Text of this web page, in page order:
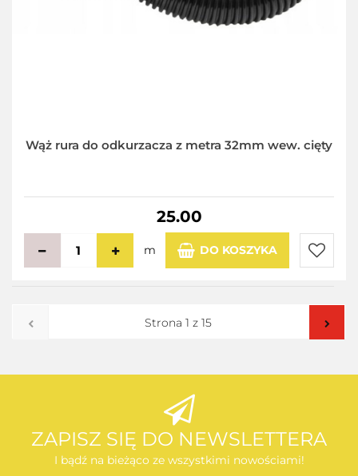
Wąż rura do odkurzacza z metra 32mm wew. cięty
25.00
m DO KOSZYKA
ZAPISZ SIĘ DO NEWSLETTERA
I bądź na bieżąco ze wszystkimi nowościami!